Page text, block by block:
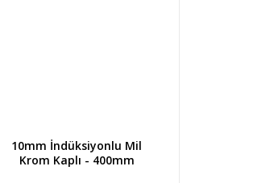
10mm İndüksiyonlu Mil
Krom Kaplı - 400mm